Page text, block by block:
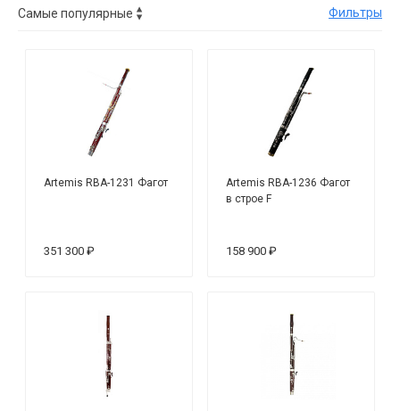
Фильтры
Artemis RBA-1231 Фагот
351 300 ₽
Artemis RBA-1236 Фагот
в строе F
158 900 ₽